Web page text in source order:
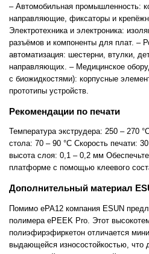
– Автомобильная промышленность:
направляющие, фиксаторы и
Электротехника и электроника:
разъёмов и компоненты для плат. –
автоматизация: шестерни, втулки,
направляющих. – Медицинское
с биожидкостями): корпусные
прототипы устройств.
Рекомендации по печати
Температура экструдера: 250 – 270
стола: 70 – 90 °C Скорость печати:
высота слоя: 0,1 – 0,2 мм
платформе с помощью клеевого
Дополнительный материал
Помимо ePA12 компания ESUN
полимера ePEEK Pro. Этот
полиэфирэфиркетон отличается
выдающейся износостойкостью, что